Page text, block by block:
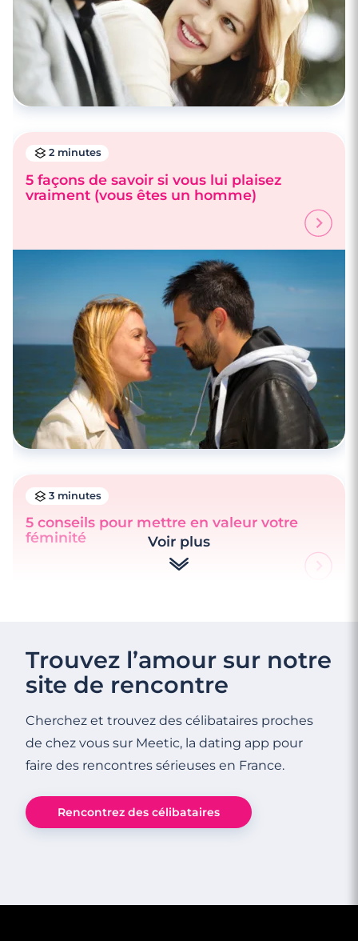
2 minutes
5 façons de savoir si vous lui plaisez
vraiment (vous êtes un homme)
3 minutes
5 conseils pour mettre en valeur votre
féminité
Voir plus
Trouvez l’amour sur notre
site de rencontre
Cherchez et trouvez des célibataires proches
de chez vous sur Meetic, la dating app pour
faire des rencontres sérieuses en France.
Rencontrez des célibataires